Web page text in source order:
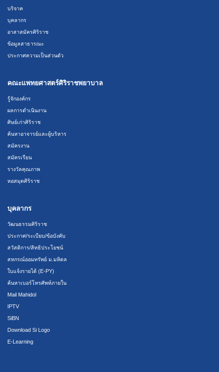
บริจาค
บุคลากร
อาสาสมัครศิริราช
ข้อมูลสาธารณะ
ประกาศความเป็นส่วนตัว
คณะแพทยศาสตร์ศิริราชพยาบาล
รู้จักองค์กร
ผลการดำเนินงาน
ศิษย์เก่าศิริราช
ค้นหาอาจารย์และผู้บริหาร
สมัครงาน
สมัครเรียน
รางวัลคุณภาพ
หอสมุดศิริราช
บุคลากร
วัฒนธรรมศิริราช
ประกาศ/ระเบียบ/ข้อบังคับ
สวัสดิการ/สิทธิประโยชน์
สหกรณ์ออมทรัพย์ ม.มหิดล
ใบแจ้งรายได้ (E-PY)
ค้นหาเบอร์โทรศัพท์ภายใน
Mail Mahidol
IPTV
SiBN
Download Si Logo
E-Learning